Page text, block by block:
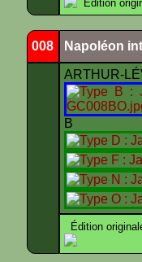
Édition
008 Napoléon
ARTHUR-
B
Édition